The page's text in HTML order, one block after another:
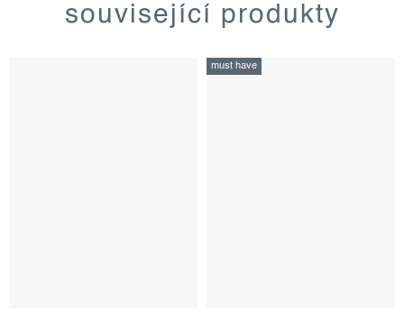
související produkty
must have